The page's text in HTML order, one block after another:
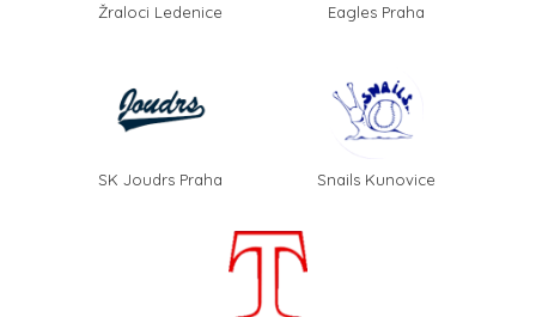
Žraloci Ledenice Eagles Praha
SK Joudrs Praha Snails Kunovice